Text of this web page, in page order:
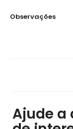
Observações
Ajude a